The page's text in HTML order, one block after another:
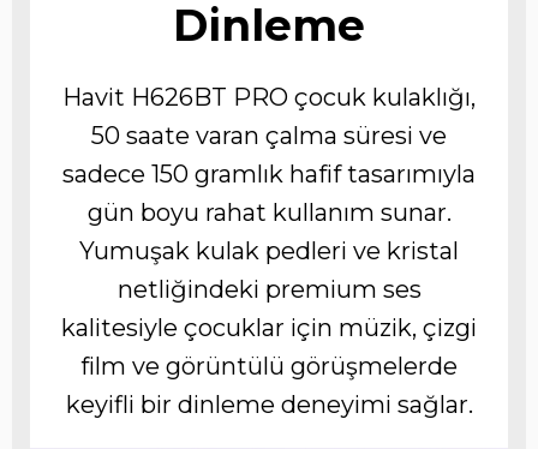
Dinleme
Havit H626BT PRO çocuk kulaklığı,
50 saate varan çalma süresi ve
sadece 150 gramlık hafif tasarımıyla
gün boyu rahat kullanım sunar.
Yumuşak kulak pedleri ve kristal
netliğindeki premium ses
kalitesiyle çocuklar için müzik, çizgi
film ve görüntülü görüşmelerde
keyifli bir dinleme deneyimi sağlar.